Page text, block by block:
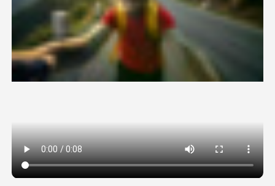
Vidéo d'avatar
AI vidéo
Voir tous les modèles